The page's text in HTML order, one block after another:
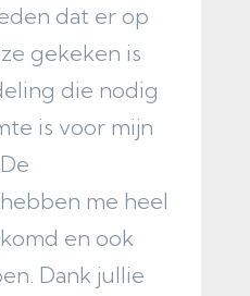
dat er op
gekeken is
die nodig
is voor mijn
me heel
en ook
Dank jullie